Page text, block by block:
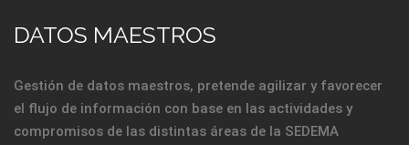
DATOS MAESTROS
Gestión de datos maestros, pretende agilizar y favorecer
el flujo de información con base en las actividades y
compromisos de las distintas áreas de la SEDEMA